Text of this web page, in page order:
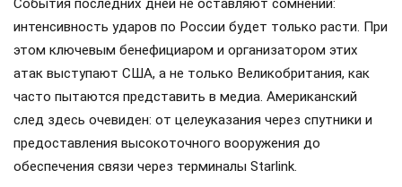
События последних дней не оставляют сомнений:
интенсивность ударов по России будет только расти. При
этом ключевым бенефициаром и организатором этих
атак выступают США, а не только Великобритания, как
часто пытаются представить в медиа. Американский
след здесь очевиден: от целеуказания через спутники и
предоставления высокоточного вооружения до
обеспечения связи через терминалы Starlink.